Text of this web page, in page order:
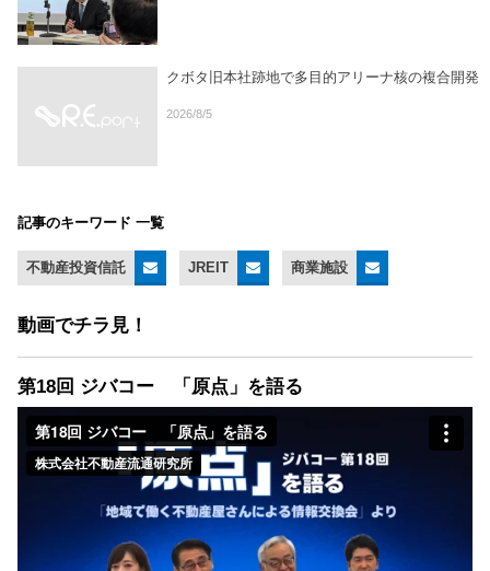
クボタ旧本社跡地で多目的アリーナ核の複合開発
2026/8/5
記事のキーワード 一覧
不動産投資信託 JREIT 商業施設
動画でチラ見！
第18回 ジバコー 「原点」を語る